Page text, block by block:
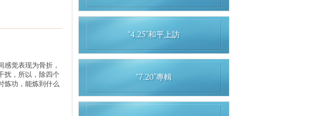
觉表现为骨折，
扰，所以，除四个
炼功，能炼到什么
“4.25”和平上訪
“7.20”專輯